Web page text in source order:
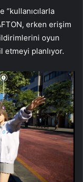
“kullanıcılarla
erken erişim
oyun
planlıyor.